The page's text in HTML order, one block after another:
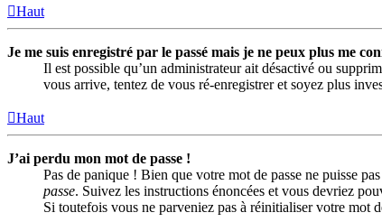
Haut
Je me suis enregistré par le passé mais je ne peux plus me
Il est possible qu’un administrateur ait désactivé ou
vous arrive, tentez de vous ré-enregistrer et soyez plus
Haut
J’ai perdu mon mot de passe !
Pas de panique ! Bien que votre mot de passe ne puisse
passe. Suivez les instructions énoncées et vous devriez
Si toutefois vous ne parveniez pas à réinitialiser votre mot